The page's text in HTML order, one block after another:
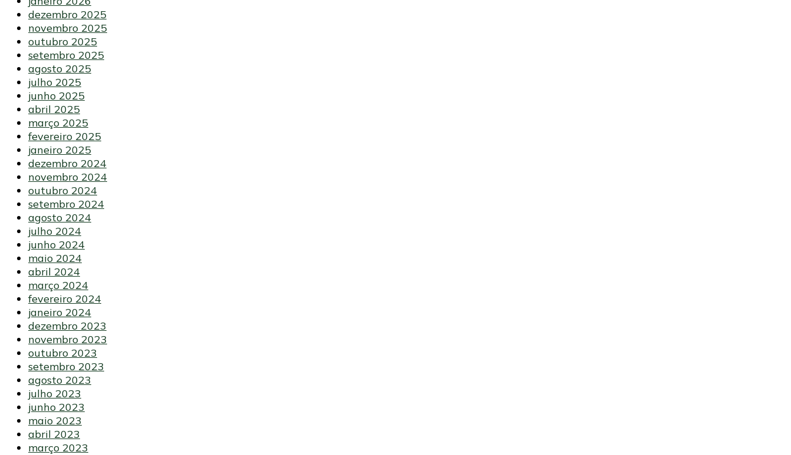
dezembro 2025
novembro 2025
outubro 2025
setembro 2025
agosto 2025
julho 2025
junho 2025
abril 2025
março 2025
fevereiro 2025
janeiro 2025
dezembro 2024
novembro 2024
outubro 2024
setembro 2024
agosto 2024
julho 2024
junho 2024
maio 2024
abril 2024
março 2024
fevereiro 2024
janeiro 2024
dezembro 2023
novembro 2023
outubro 2023
setembro 2023
agosto 2023
julho 2023
junho 2023
maio 2023
abril 2023
março 2023